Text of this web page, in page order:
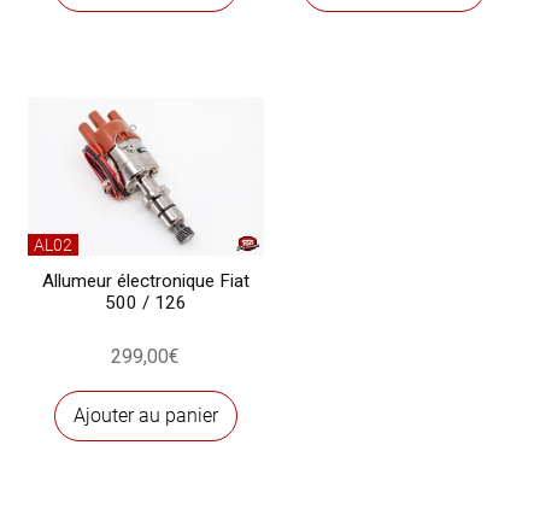
AL02
Allumeur électronique Fiat
500 / 126
299,00€
Ajouter au panier